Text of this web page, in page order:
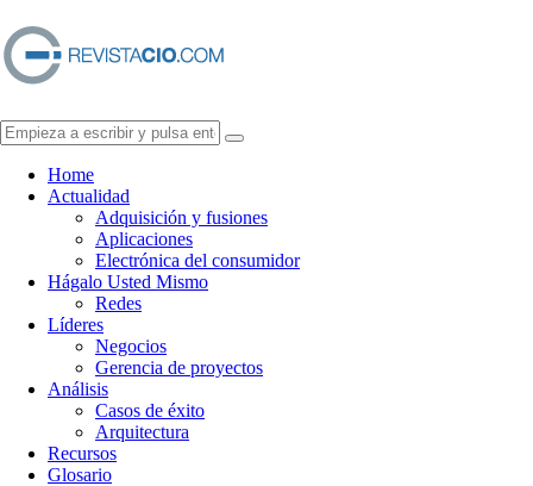
Home
Actualidad
Adquisición y fusiones
Aplicaciones
Electrónica del consumidor
Hágalo Usted Mismo
Redes
Líderes
Negocios
Gerencia de proyectos
Análisis
Casos de éxito
Arquitectura
Recursos
Glosario